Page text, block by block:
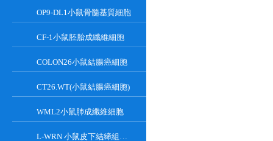
OP9-DL1小鼠骨髓基質細胞
CF-1小鼠胚胎成纖維細胞
COLON26小鼠結腸癌細胞
CT26.WT(小鼠結腸癌細胞)
WML2小鼠肺成纖維細胞
L-WRN 小鼠皮下結締組織細胞系